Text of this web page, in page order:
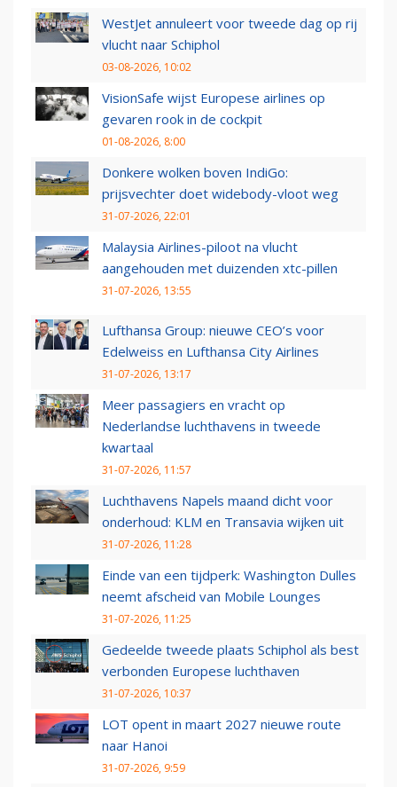
WestJet annuleert voor tweede dag op rij
vlucht naar Schiphol
03-08-2026, 10:02
VisionSafe wijst Europese airlines op
gevaren rook in de cockpit
01-08-2026, 8:00
Donkere wolken boven IndiGo:
prijsvechter doet widebody-vloot weg
31-07-2026, 22:01
Malaysia Airlines-piloot na vlucht
aangehouden met duizenden xtc-pillen
31-07-2026, 13:55
Lufthansa Group: nieuwe CEO’s voor
Edelweiss en Lufthansa City Airlines
31-07-2026, 13:17
Meer passagiers en vracht op
Nederlandse luchthavens in tweede
kwartaal
31-07-2026, 11:57
Luchthavens Napels maand dicht voor
onderhoud: KLM en Transavia wijken uit
31-07-2026, 11:28
Einde van een tijdperk: Washington Dulles
neemt afscheid van Mobile Lounges
31-07-2026, 11:25
Gedeelde tweede plaats Schiphol als best
verbonden Europese luchthaven
31-07-2026, 10:37
LOT opent in maart 2027 nieuwe route
naar Hanoi
31-07-2026, 9:59